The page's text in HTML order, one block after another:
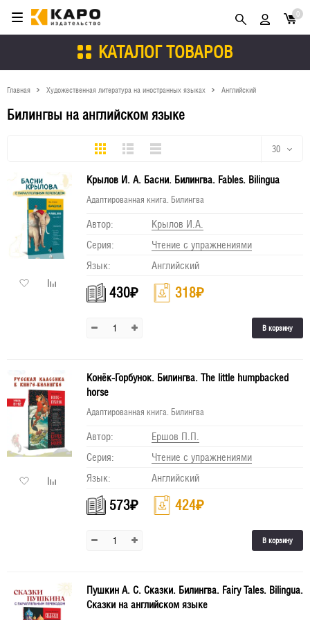
КАТАЛОГ ТОВАРОВ
0
Главная Художественная литература на иностранных языках Английский
Билингвы на английском языке
Плитка ПодробноКомпактно 30
30
Крылов И. А. Басни. Билингва. Fables. Bilingua
Адаптированная книга. Билингва
Автор:
Крылов И.А.
Серия:
Чтение с упражнениями
Язык:
Английский
430₽ 318₽
В корзину
Конёк-Горбунок. Билингва. The little humpbacked
horse
Адаптированная книга. Билингва
Автор:
Ершов П.П.
Серия:
Чтение с упражнениями
Язык:
Английский
573₽ 424₽
В корзину
Пушкин А. С. Сказки. Билингва. Fairy Tales. Bilingua.
Сказки на английском языке